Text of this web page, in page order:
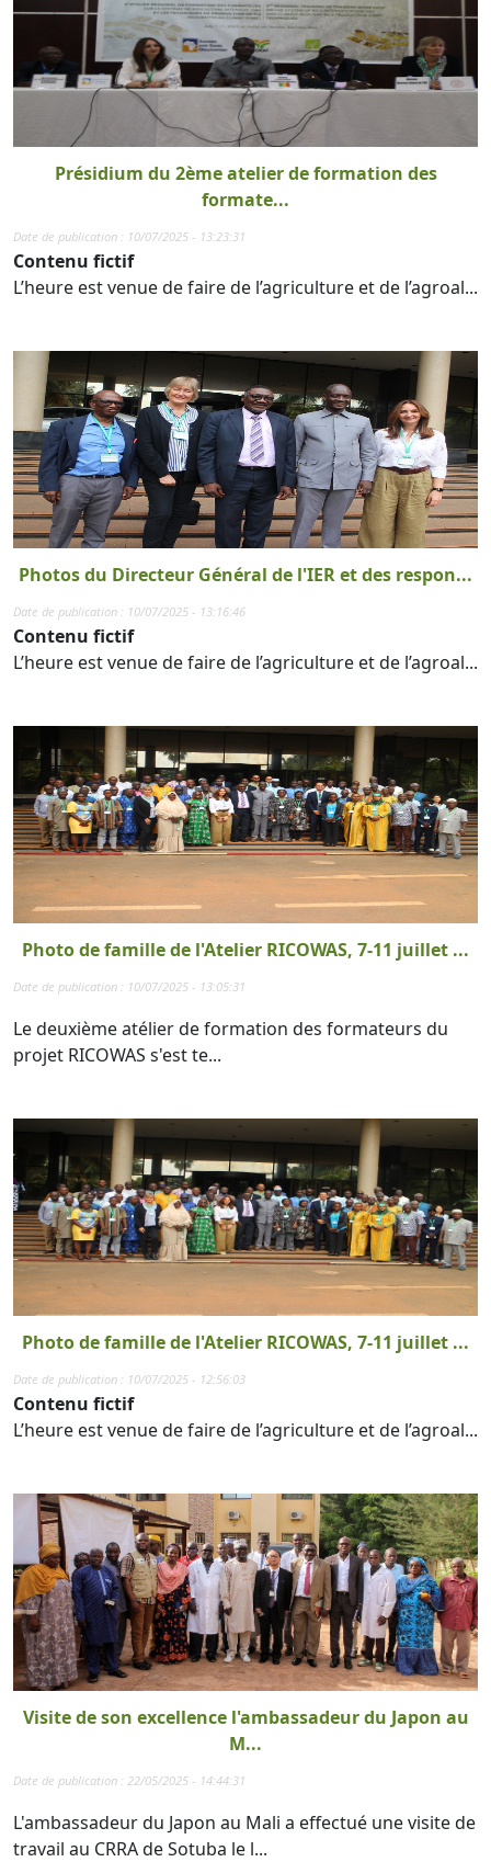
Présidium du 2ème atelier de formation des
formate...
Date de publication : 10/07/2025 - 13:23:31
Contenu fictif
L’heure est venue de faire de l’agriculture et de l’agroal...
Photos du Directeur Général de l'IER et des respon...
Date de publication : 10/07/2025 - 13:16:46
Contenu fictif
L’heure est venue de faire de l’agriculture et de l’agroal...
Photo de famille de l'Atelier RICOWAS, 7-11 juillet ...
Date de publication : 10/07/2025 - 13:05:31
Le deuxième atélier de formation des formateurs du
projet RICOWAS s'est te...
Photo de famille de l'Atelier RICOWAS, 7-11 juillet ...
Date de publication : 10/07/2025 - 12:56:03
Contenu fictif
L’heure est venue de faire de l’agriculture et de l’agroal...
Visite de son excellence l'ambassadeur du Japon au
M...
Date de publication : 22/05/2025 - 14:44:31
L'ambassadeur du Japon au Mali a effectué une visite de
travail au CRRA de Sotuba le l...